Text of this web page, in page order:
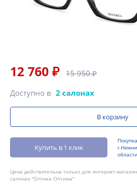
12 760 ₽ 15 950 ₽
Доступно в 2 салонах
В корзину
Купить в 1 клик
области
Цена действительна только для интернет-
салонах "Оптика Оптима"